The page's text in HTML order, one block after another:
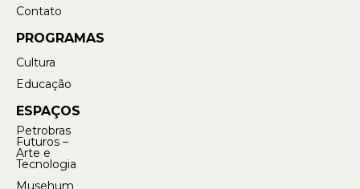
Contato
PROGRAMAS
Cultura
Educação
ESPAÇOS
Petrobras
Futuros –
Arte e
Tecnologia
Musehum